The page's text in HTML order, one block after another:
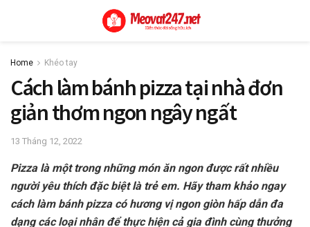
Home Khéo tay
Cách làm bánh pizza tại nhà đơn
giản thơm ngon ngây ngất
13 Tháng 12, 2022
Pizza là một trong những món ăn ngon được rất nhiều
người yêu thích đặc biệt là trẻ em. Hãy tham khảo ngay
cách làm bánh pizza có hương vị ngon giòn hấp dẫn đa
dạng các loại nhân để thực hiện cả gia đình cùng thưởng